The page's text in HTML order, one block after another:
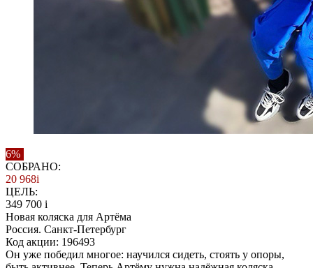
6%
СОБРАНО:
20 968i
ЦЕЛЬ:
349 700 i
Новая коляска для Артёма
Россия. Санкт-Петербург
Код акции: 196493
Он уже победил многое: научился сидеть, стоять у опоры,